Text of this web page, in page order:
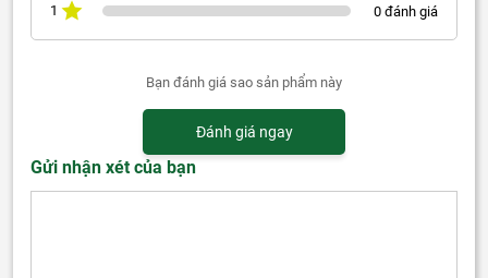
1
0 đánh giá
Bạn đánh giá sao sản phẩm này
Đánh giá ngay
Gửi nhận xét của bạn